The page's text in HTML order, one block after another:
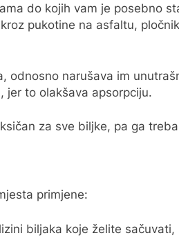
do kojih vam je posebno
pukotine na asfaltu,
odnosno narušava im
jer to olakšava apsorpciju.
za sve biljke, pa ga
primjene:
biljaka koje želite sačuvati,